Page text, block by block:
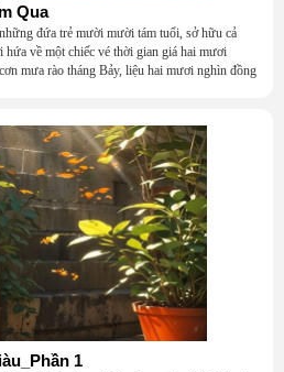
Qua
đứa trẻ mười mười tám tuổi, sở hữu cả
về một chiếc vé thời gian giá hai mươi
mưa rào tháng Bảy, liệu hai mươi nghìn đồng
1